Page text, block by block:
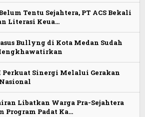
Tentu Sejahtera, PT ACS Bekali
Literasi Keua…
Bullyng di Kota Medan Sudah
Perkuat Sinergi Melalui Gerakan
Libatkan Warga Pra-Sejahtera
Program Padat Ka…